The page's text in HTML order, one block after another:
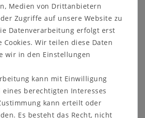
passt sich perfekt an
und bietet somit einen
Komfort - sowhl an Ihrem
als Beistellsessel neben Ihrem
ideale Kompliment für ein Haus,
bekommt und mehr Plätze
Stühlen fühlt sich jeder wohl.
zwischen den zwei Modellen ist die
, hat eine waghalsigere Form und
Medien von Drittanbietern
Zugriffe auf unsere Website zu
Datenverarbeitung erfolgt erst
Cookies. Wir teilen diese Daten
wir in den Einstellungen
kann mit Einwilligung
berechtigten Interesses
kann erteilt oder
Es besteht das Recht, nicht